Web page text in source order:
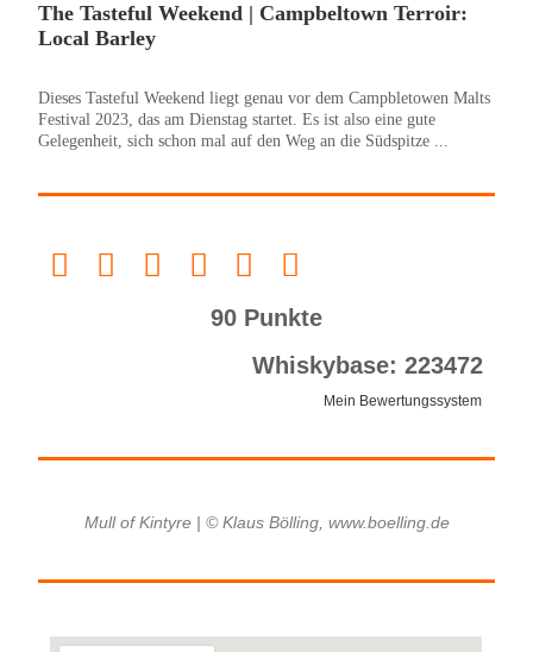
The Tasteful Weekend | Campbeltown Terroir:
Local Barley
Dieses Tasteful Weekend liegt genau vor dem Campbletowen Malts
Festival 2023, das am Dienstag startet. Es ist also eine gute
Gelegenheit, sich schon mal auf den Weg an die Südspitze ...
90 Punkte
Whiskybase: 223472
Mein Bewertungssystem
Mull of Kintyre | © Klaus Bölling, www.boelling.de